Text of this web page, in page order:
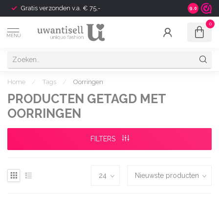
Gratis verzonden v.a. € 75,- Shipping
9.0
MENU
0
Home / Tags / Oorringen
PRODUCTEN GETAGD MET
OORRINGEN
FILTERS